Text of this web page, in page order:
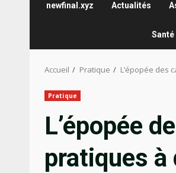
newfinal.xyz Actualités
Santé
Accueil Pratique L’épopée des
Pratique
L’épopée
pratiques